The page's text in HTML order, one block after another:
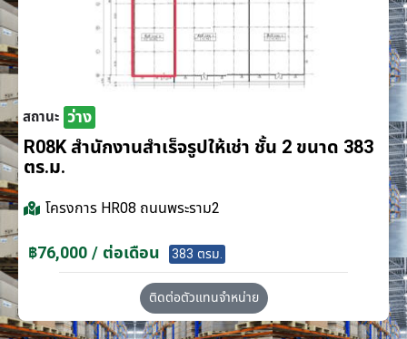
สถานะ ว่าง
R08K สำนักงานสำเร็จรูปให้เช่า ชั้น 2 ขนาด 383
ตร.ม.
โครงการ HR08 ถนนพระราม2
฿76,000 / ต่อเดือน 383 ตรม.
ติดต่อตัวแทนจำหน่าย